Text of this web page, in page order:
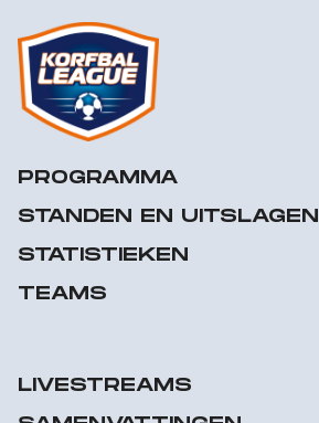
PROGRAMMA
STANDEN EN UITSLAGEN
STATISTIEKEN
TEAMS
LIVESTREAMS